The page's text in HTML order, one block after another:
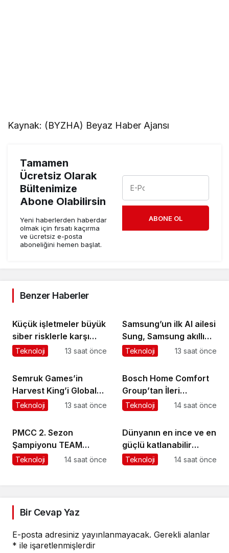
Kaynak: (BYZHA) Beyaz Haber Ajansı
Tamamen
Ücretsiz Olarak
Bültenimize
Abone Olabilirsin
Yeni haberlerden haberdar
olmak için fırsatı kaçırma
ve ücretsiz e-posta
aboneliğini hemen başlat.
ABONE OL
Benzer Haberler
Küçük işletmeler büyük
siber risklerle karşı
karşıya
Teknoloji 13 saat önce
Samsung’un ilk AI ailesi
Sung, Samsung akıllı
yaşam deneyimini
Teknoloji 13 saat önce
Semruk Games’in
Harvest King’i Global
Pazarda Oyuncularla
Teknoloji 13 saat önce
Bosch Home Comfort
Group’tan İleri
Teknoloji Hava
Teknoloji 14 saat önce
PMCC 2. Sezon
Şampiyonu TEAM
GOAT Oldu
Teknoloji 14 saat önce
Dünyanın en ince ve en
güçlü katlanabilir
amiral gemisi HONOR
Teknoloji 14 saat önce
Bir Cevap Yaz
E-posta adresiniz yayınlanmayacak. Gerekli alanlar
* ile işaretlenmişlerdir